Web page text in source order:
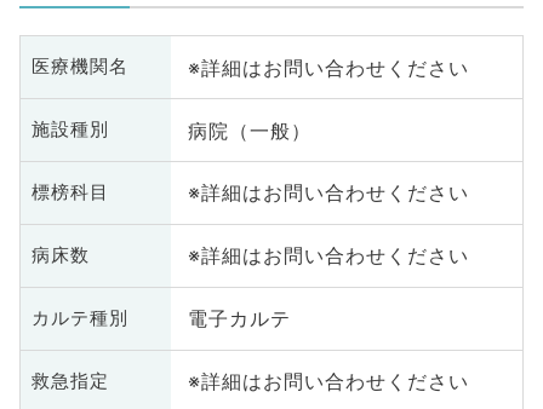
医療機関名 ※詳細はお問い合わせください
施設種別 病院（一般）
標榜科目 ※詳細はお問い合わせください
病床数 ※詳細はお問い合わせください
カルテ種別 電子カルテ
救急指定 ※詳細はお問い合わせください